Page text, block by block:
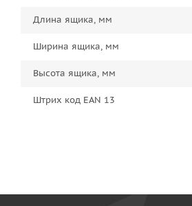
Длина ящика, мм
Ширина ящика, мм
Высота ящика, мм
Штрих код EAN 13